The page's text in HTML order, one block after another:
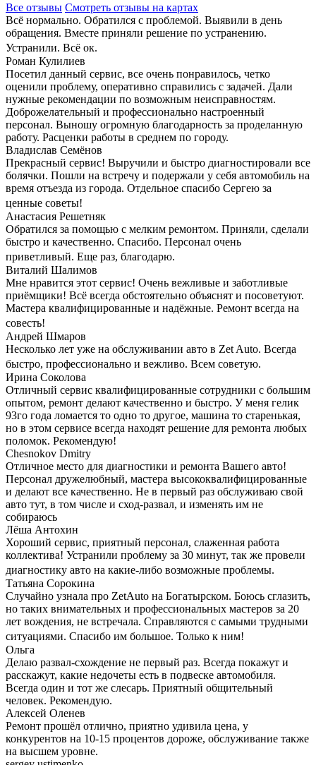
Все отзывы Cмотреть отзывы на картах
Всё нормально. Обратился с проблемой. Выявили в день
обращения. Вместе приняли решение по устранению.
Устранили. Всё ок.
Роман Кулилиев
Посетил данный сервис, все очень понравилось, четко
оценили проблему, оперативно справились с задачей. Дали
нужные рекомендации по возможным неисправностям.
Доброжелательный и профессионально настроенный
персонал. Выношу огромную благодарность за проделанную
работу. Расценки работы в среднем по городу.
Владислав Семёнов
Прекрасный сервис! Выручили и быстро диагностировали все
болячки. Пошли на встречу и подержали у себя автомобиль на
время отъезда из города. Отдельное спасибо Сергею за
ценные советы!
Анастасия Решетняк
Обратился за помощью с мелким ремонтом. Приняли, сделали
быстро и качественно. Спасибо. Персонал очень
приветливый. Еще раз, благодарю.
Виталий Шалимов
Мне нравится этот сервис! Очень вежливые и заботливые
приёмщики! Всё всегда обстоятельно объяснят и посоветуют.
Мастера квалифицированные и надёжные. Ремонт всегда на
совесть!
Андрей Шмаров
Несколько лет уже на обслуживании авто в Zet Auto. Всегда
быстро, профессионально и вежливо. Всем советую.
Ирина Соколова
Отличный сервис квалифицированные сотрудники с большим
опытом, ремонт делают качественно и быстро. У меня гелик
93го года ломается то одно то другое, машина то старенькая,
но в этом сервисе всегда находят решение для ремонта любых
поломок. Рекомендую!
Chesnokov Dmitry
Отличное место для диагностики и ремонта Вашего авто!
Персонал дружелюбный, мастера высококвалифицированные
и делают все качественно. Не в первый раз обслуживаю свой
авто тут, в том числе и сход-развал, и изменять им не
собираюсь
Лёша Антохин
Хороший сервис, приятный персонал, слаженная работа
коллектива! Устранили проблему за 30 минут, так же провели
диагностику авто на какие-либо возможные проблемы.
Татьяна Сорокина
Случайно узнала про ZetAuto на Богатырском. Боюсь сглазить,
но таких внимательных и профессиональных мастеров за 20
лет вождения, не встречала. Справляются с самыми трудными
ситуациями. Спасибо им большое. Только к ним!
Ольга
Делаю развал-схождение не первый раз. Всегда покажут и
расскажут, какие недочеты есть в подвеске автомобиля.
Всегда один и тот же слесарь. Приятный общительный
человек. Рекомендую.
Алексей Оленев
Ремонт прошёл отлично, приятно удивила цена, у
конкурентов на 10-15 процентов дороже, обслуживание также
на высшем уровне.